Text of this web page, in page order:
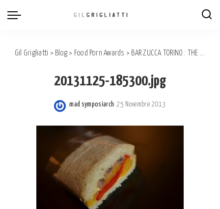
Gil Grigliatti > Blog > Food Porn Awards > BAR ZUCCA TORINO : THE ‘ TRAMEZZINI ‘ TASTING.
20131125-185300.jpg
Posted
mad symposiarch 25 Novembre 2013